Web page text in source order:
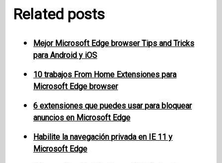
Related posts
Mejor Microsoft Edge browser Tips and Tricks
para Android y iOS
10 trabajos From Home Extensiones para
Microsoft Edge browser
6 extensiones que puedes usar para bloquear
anuncios en Microsoft Edge
Habilite la navegación privada en IE 11 y
Microsoft Edge